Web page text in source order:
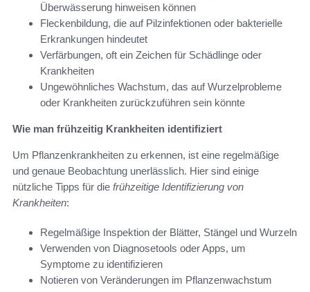
Überwässerung hinweisen können
Fleckenbildung, die auf Pilzinfektionen oder bakterielle
Erkrankungen hindeutet
Verfärbungen, oft ein Zeichen für Schädlinge oder
Krankheiten
Ungewöhnliches Wachstum, das auf Wurzelprobleme
oder Krankheiten zurückzuführen sein könnte
Wie man frühzeitig Krankheiten identifiziert
Um Pflanzenkrankheiten zu erkennen, ist eine regelmäßige
und genaue Beobachtung unerlässlich. Hier sind einige
nützliche Tipps für die frühzeitige Identifizierung von
Krankheiten:
Regelmäßige Inspektion der Blätter, Stängel und Wurzeln
Verwenden von Diagnosetools oder Apps, um
Symptome zu identifizieren
Notieren von Veränderungen im Pflanzenwachstum